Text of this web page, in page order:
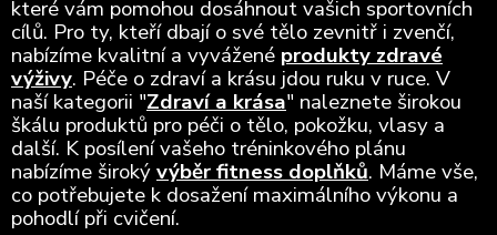
které vám pomohou dosáhnout vašich sportovních
cílů. Pro ty, kteří dbají o své tělo zevnitř i zvenčí,
nabízíme kvalitní a vyvážené produkty zdravé
výživy. Péče o zdraví a krásu jdou ruku v ruce. V
naší kategorii "Zdraví a krása" naleznete širokou
škálu produktů pro péči o tělo, pokožku, vlasy a
další. K posílení vašeho tréninkového plánu
nabízíme širokývýběr fitness doplňků. Máme vše,
co potřebujete k dosažení maximálního výkonu a
pohodlí při cvičení.